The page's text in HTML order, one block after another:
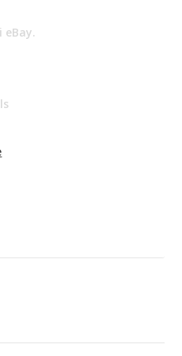
eBay.